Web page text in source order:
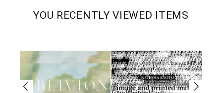
YOU RECENTLY VIEWED ITEMS